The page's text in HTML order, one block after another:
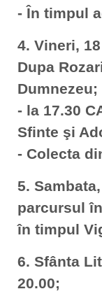
- În timpul
4. Vineri,
Dupa
Dumnezeu;
- la 17.30
Sfinte şi
- Colecta
5.
parcursul
în timpul
6. Sfânta
20.00;